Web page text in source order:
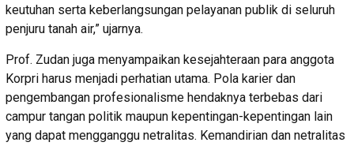
keutuhan serta keberlangsungan pelayanan publik di seluruh
penjuru tanah air,” ujarnya.
Prof. Zudan juga menyampaikan kesejahteraan para anggota
Korpri harus menjadi perhatian utama. Pola karier dan
pengembangan profesionalisme hendaknya terbebas dari
campur tangan politik maupun kepentingan-kepentingan lain
yang dapat mengganggu netralitas. Kemandirian dan netralitas